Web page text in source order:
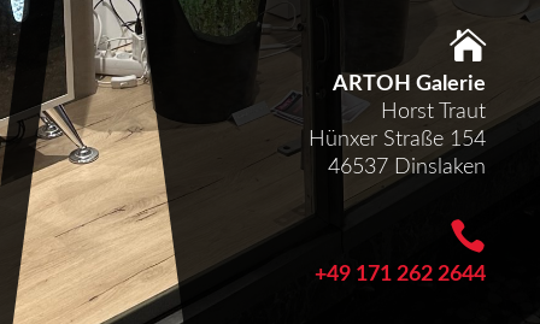

ARTOH Galerie
Horst Traut
Hünxer Straße 154
46537 Dinslaken

+49 171 262 2644